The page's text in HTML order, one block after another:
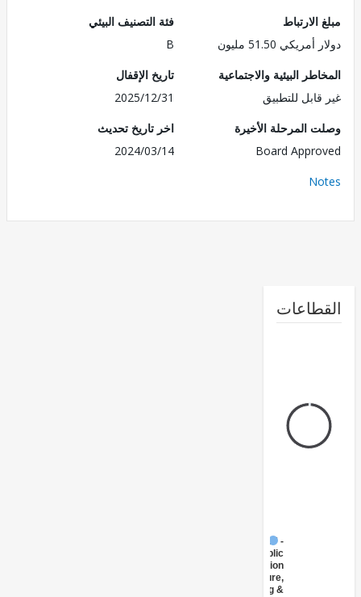
51.50 مليون
فئة التصنيف البيئي
البيئية والاجتماعية
للتطبيق
تاريخ الإقفال
2025/12/31
المرحلة الأخيرة
Board
اخر تاريخ تحديث
2024/03/14
Administration
- Agriculture,
Fishing &